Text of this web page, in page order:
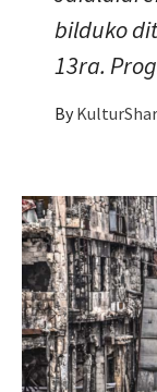
bilduko
13ra.
By